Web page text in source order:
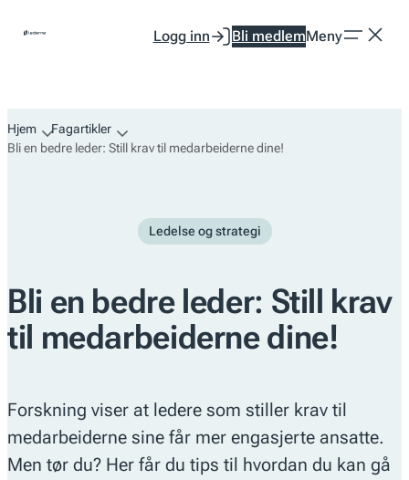
Logg inn Bli medlemMeny
Hjem
Fagartikler
Bli en bedre leder: Still krav til medarbeiderne dine!
Ledelse og strategi
Bli en bedre leder: Still krav
til medarbeiderne dine!
Forskning viser at ledere som stiller krav til
medarbeiderne sine får mer engasjerte ansatte.
Men tør du? Her får du tips til hvordan du kan gå